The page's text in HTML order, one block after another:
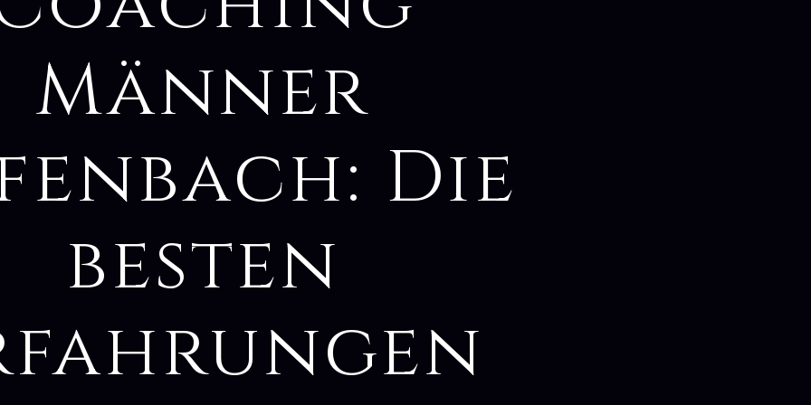
Männer
Die
besten